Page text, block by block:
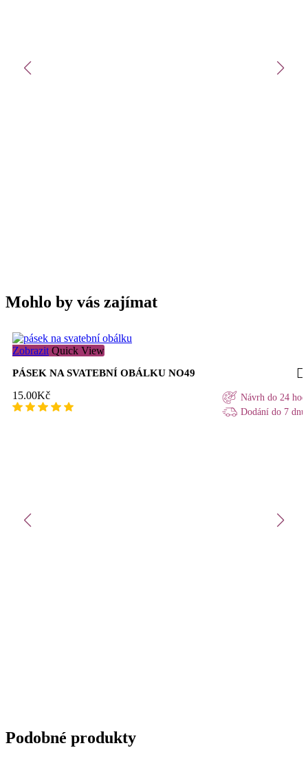
Mohlo by vás zajímat
Zobrazit Quick View
PÁSEK NA SVATEBNÍ OBÁLKU NO49
15.00Kč
Návrh do 24
Dodání do 7 dnů
Podobné produkty